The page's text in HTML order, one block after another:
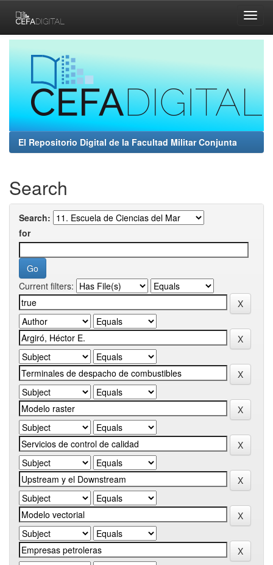
navigation
El Repositorio Digital de la Facultad Militar Conjunta
Search
Search:
for
Current filters: